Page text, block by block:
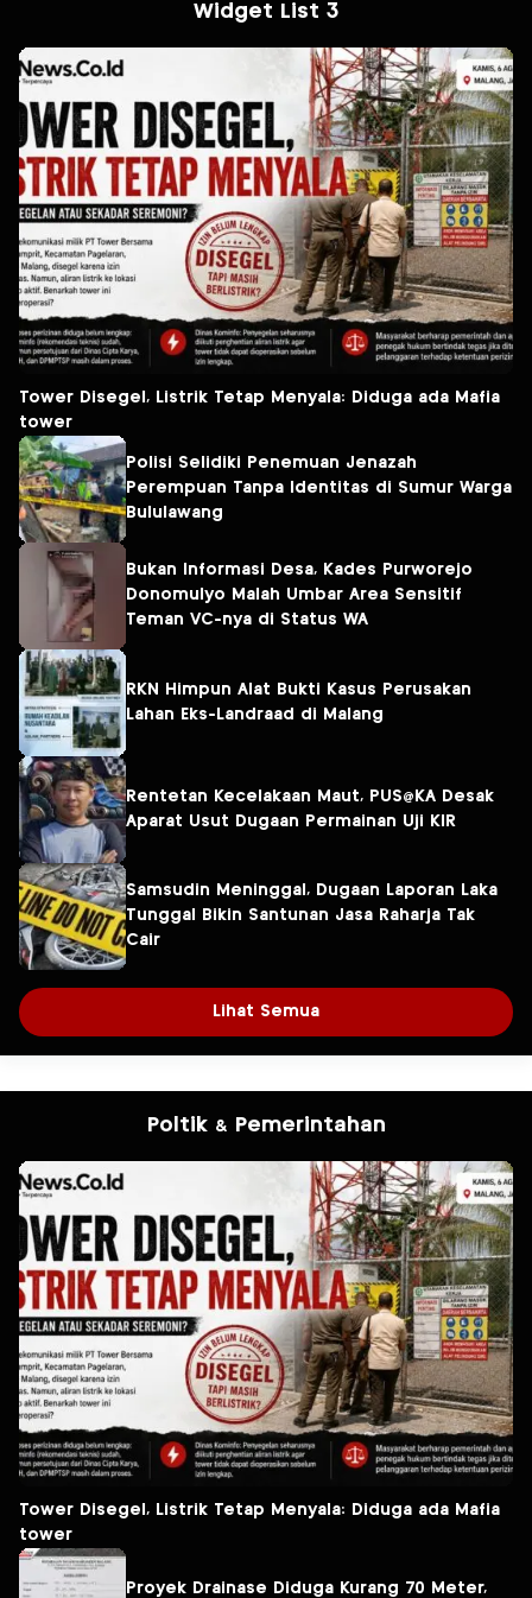
Widget List 3
Tower Disegel, Listrik Tetap Menyala: Diduga ada Mafia
tower
Polisi Selidiki Penemuan Jenazah
Perempuan Tanpa Identitas di Sumur Warga
Bululawang
Bukan Informasi Desa, Kades Purworejo
Donomulyo Malah Umbar Area Sensitif
Teman VC-nya di Status WA
RKN Himpun Alat Bukti Kasus Perusakan
Lahan Eks-Landraad di Malang
Rentetan Kecelakaan Maut, PUS@KA Desak
Aparat Usut Dugaan Permainan Uji KIR
Samsudin Meninggal, Dugaan Laporan Laka
Tunggal Bikin Santunan Jasa Raharja Tak
Cair
Lihat Semua
Poltik & Pemerintahan
Tower Disegel, Listrik Tetap Menyala: Diduga ada Mafia
tower
Proyek Drainase Diduga Kurang 70 Meter,